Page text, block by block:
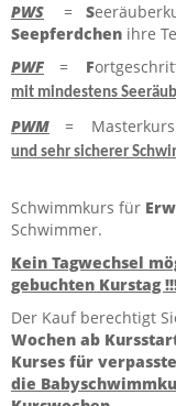
PWS
= S
Seepferdchen ihre
PWF
= F
mit mindestens
PWM
= Masterkurs
und sehr sicherer
Schwimmkurs für
Schwimmer.
Kein Tagwechsel
gebuchten Kurstag
Der Kauf berechtigt
Wochen ab
Kurses für
die